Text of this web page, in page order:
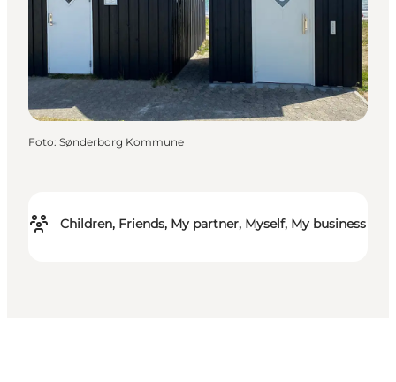
Children, Friends, My partner, Myself, My business
Foto: Sønderborg Kommune